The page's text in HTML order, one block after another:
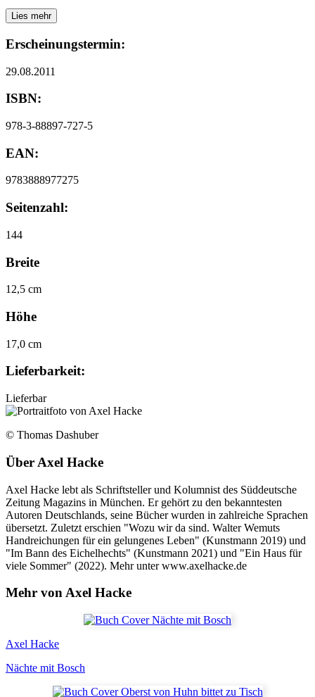
Lies mehr
Erscheinungstermin:
29.08.2011
ISBN:
978-3-88897-727-5
EAN:
9783888977275
Seitenzahl:
144
Breite
12,5 cm
Höhe
17,0 cm
Lieferbarkeit:
Lieferbar
© Thomas Dashuber
Über Axel Hacke
Axel Hacke lebt als Schriftsteller und Kolumnist des Süddeutsche
Zeitung Magazins in München. Er gehört zu den bekanntesten
Autoren Deutschlands, seine Bücher wurden in zahlreiche Sprachen
übersetzt. Zuletzt erschien "Wozu wir da sind. Walter Wemuts
Handreichungen für ein gelungenes Leben" (Kunstmann 2019) und
"Im Bann des Eichelhechts" (Kunstmann 2021) und "Ein Haus für
viele Sommer" (2022). Mehr unter www.axelhacke.de
Mehr von Axel Hacke
Axel Hacke
Nächte mit Bosch